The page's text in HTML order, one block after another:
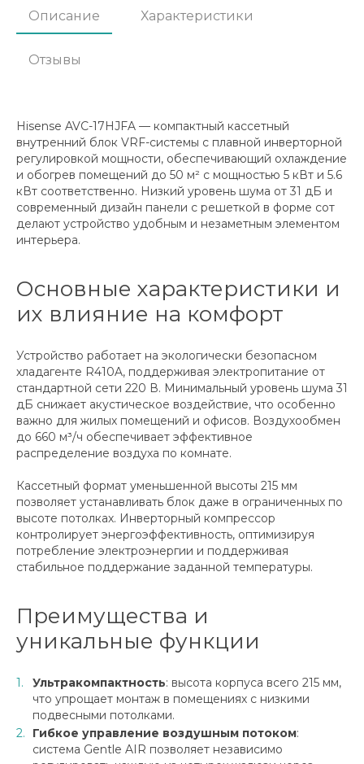
Описание Характеристики
Отзывы
Hisense AVC-17HJFA — компактный кассетный
внутренний блок VRF-системы с плавной инверторной
регулировкой мощности, обеспечивающий охлаждение
и обогрев помещений до 50 м² с мощностью 5 кВт и 5.6
кВт соответственно. Низкий уровень шума от 31 дБ и
современный дизайн панели с решеткой в форме сот
делают устройство удобным и незаметным элементом
интерьера.
Основные характеристики и
их влияние на комфорт
Устройство работает на экологически безопасном
хладагенте R410A, поддерживая электропитание от
стандартной сети 220 В. Минимальный уровень шума 31
дБ снижает акустическое воздействие, что особенно
важно для жилых помещений и офисов. Воздухообмен
до 660 м³/ч обеспечивает эффективное
распределение воздуха по комнате.
Кассетный формат уменьшенной высоты 215 мм
позволяет устанавливать блок даже в ограниченных по
высоте потолках. Инверторный компрессор
контролирует энергоэффективность, оптимизируя
потребление электроэнергии и поддерживая
стабильное поддержание заданной температуры.
Преимущества и
уникальные функции
Ультракомпактность: высота корпуса всего 215 мм,
что упрощает монтаж в помещениях с низкими
подвесными потолками.
Гибкое управление воздушным потоком:
система Gentle AIR позволяет независимо